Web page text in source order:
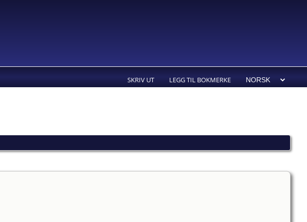
SKRIV UT LEGG TIL BOKMERKE